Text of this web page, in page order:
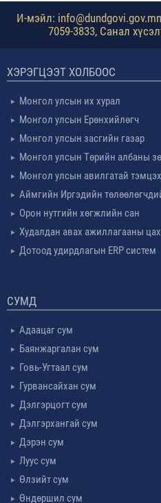
И-мэйл:
7059-3833, Санал
ХЭРЭГЦЭЭТ ХОЛБООС
Монгол улсын их хурал
Монгол улсын Ерөнхийлөгч
Монгол улсын засгийн газар
Монгол улсын Төрийн албаны
Монгол улсын авилгатай
Аймгийн Иргэдийн
Орон нутгийн хөгжлийн сан
Худалдан авах ажиллагааны
Дотоод удирдлагын ERP систем
СУМД
Адаацаг сум
Баянжаргалан сум
Говь-Угтаал сум
Гурвансайхан сум
Дэлгэрцогт сум
Дэлгэрхангай сум
Дэрэн сум
Луус сум
Өлзийт сум
Өндөршил сум